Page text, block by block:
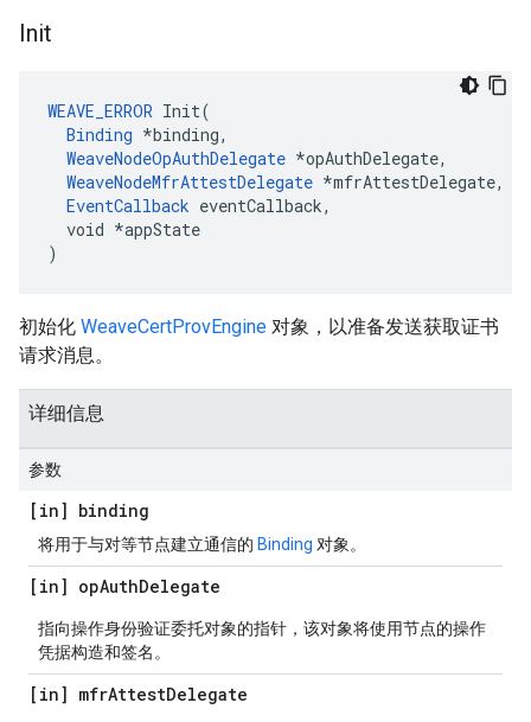
Init
WEAVE_ERROR Init(
Binding *binding,
WeaveNodeOpAuthDelegate *opAuthDelegate,
WeaveNodeMfrAttestDelegate *mfrAttestDelegate,
EventCallback eventCallback,
  void *appState
)
初始化 WeaveCertProvEngine 对象，以准备发送获取证书
请求消息。
详细信息
参数
[in] binding
将用于与对等节点建立通信的 Binding 对象。
[in] opAuthDelegate
指向操作身份验证委托对象的指针，该对象将使用节点的操作
凭据构造和签名。
[in] mfrAttestDelegate